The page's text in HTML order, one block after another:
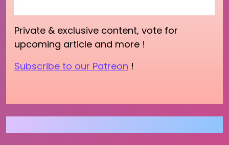
Private & exclusive content, vote for
upcoming article and more !
Subscribe to our Patreon !